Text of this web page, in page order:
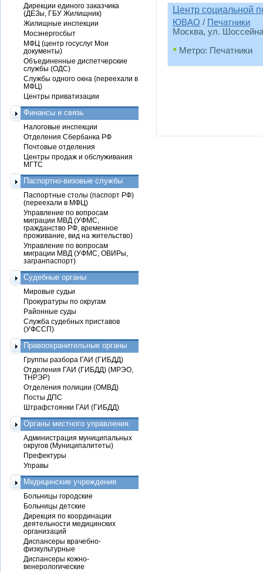
Центр социальной
ЮВАО / Печатники
Москва, ул.
• Метро: Печатники
Дирекции единого заказчика
(ДЕЗы, ГБУ Жилищник)
Жилищные инспекции
Мосэнергосбыт
МФЦ (центр госуслуг Мои
документы)
Объединенные диспетчерские
службы (ОДС)
Службы одного окна (переехали в
МФЦ)
Центры приватизации
Финансы и связь
Налоговые инспекции
Отделения Сбербанка РФ
Почтовые отделения
Центры продаж и обслуживания
МГТС
Паспортно-визовые службы
Паспортные столы (паспорт РФ)
(переехали в МФЦ)
Управление по вопросам
миграции МВД (УФМС,
гражданство РФ, временное
проживание, вид на жительство)
Управление по вопросам
миграции МВД (УФМС, ОВИРы,
загранпаспорт)
Судебные органы
Мировые судьи
Прокуратуры по округам
Районные суды
Служба судебных приставов
(УФССП)
Правоохранительные органы
Группы разбора ГАИ (ГИБДД)
Отделения ГАИ (ГИБДД) (МРЭО,
ТНРЭР)
Отделения полиции (ОМВД)
Посты ДПС
Штрафстоянки ГАИ (ГИБДД)
Органы местного управления
Администрация муниципальных
округов (Муниципалитеты)
Префектуры
Управы
Медицинские учреждения
Больницы городские
Больницы детские
Дирекция по координации
деятельности медицинских
организаций
Диспансеры врачебно-
физкультурные
Диспансеры кожно-
венерологические